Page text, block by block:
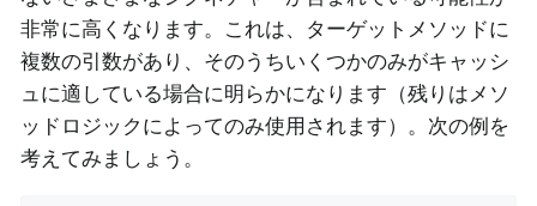
非常に高くなります。これは、ターゲットメソッドに
複数の引数があり、そのうちいくつかのみがキャッシ
ュに適している場合に明らかになります（残りはメソ
ッドロジックによってのみ使用されます）。次の例を
考えてみましょう。